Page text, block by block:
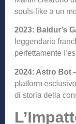
souls-like a un
2023: Baldur’s
leggendario
perfettamente
2024: Astro Bot
platform
di storia della